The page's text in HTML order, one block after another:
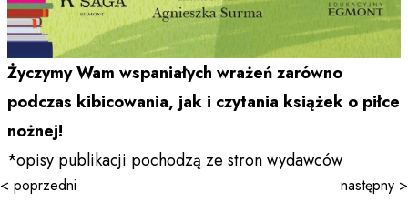
Życzymy Wam wspaniałych wrażeń zarówno
podczas kibicowania, jak i czytania książek o piłce
nożnej!
*opisy publikacji pochodzą ze stron wydawców
< poprzedni następny >